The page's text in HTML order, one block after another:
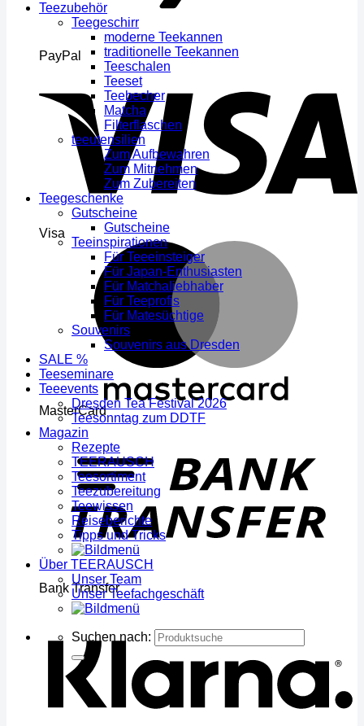
PayPal
Visa
MasterCard
Bank Transfer
Teezubehör
Teegeschirr
moderne Teekannen
traditionelle Teekannen
Teeschalen
Teeset
Teebecher
Matcha
Filterflaschen
teeutensilien
Zum Aufbewahren
Zum Mitnehmen
Zum Zubereiten
Teegeschenke
Gutscheine
Gutscheine
Teeinspirationen
Für Teeeinsteiger
Für Japan-Enthusiasten
Für Matchaliebhaber
Für Teeprofis
Für Matesüchtige
Souvenirs
Souvenirs aus Dresden
SALE %
Teeseminare
Teeevents
Dresden Tea Festival 2026
Teesonntag zum DDTF
Magazin
Rezepte
TEERAUSCH
Teesortiment
Teezubereitung
Teewissen
Reiseberichte
Tipps und Tricks
Über TEERAUSCH
Unser Team
Unser Teefachgeschäft
Suchen nach: